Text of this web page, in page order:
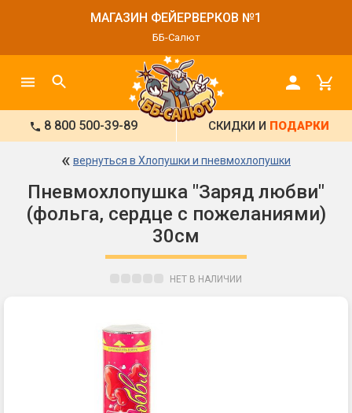
МАГАЗИН ФЕЙЕРВЕРКОВ №1
ББ-Салют
8 800 500-39-89 СКИДКИ И ПОДАРКИ
« вернуться в Хлопушки и пневмохлопушки
Пневмохлопушка "Заряд любви"
(фольга, сердце с пожеланиями)
30см
НЕТ В НАЛИЧИИ